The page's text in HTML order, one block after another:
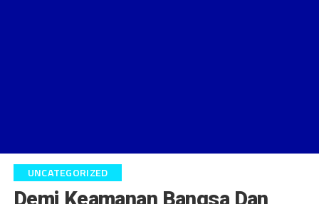
UNCATEGORIZED
Demi Keamanan Bangsa Dan